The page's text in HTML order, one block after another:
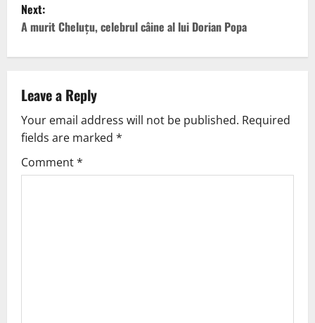
Next:
A murit Cheluțu, celebrul câine al lui Dorian Popa
Leave a Reply
Your email address will not be published. Required
fields are marked *
Comment*